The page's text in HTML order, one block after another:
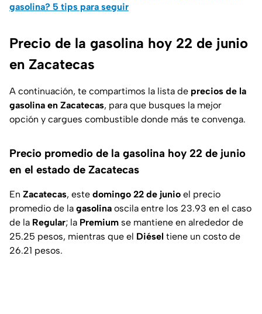
gasolina? 5 tips para seguir
Precio de la gasolina hoy 22 de junio
en Zacatecas
A continuación, te compartimos la lista de precios de la
gasolina en Zacatecas, para que busques la mejor
opción y cargues combustible donde más te convenga.
Precio promedio de la gasolina hoy 22 de junio
en el estado de Zacatecas
En Zacatecas, este domingo 22 de junio el precio
promedio de la gasolina oscila entre los 23.93 en el caso
de la Regular; la Premium se mantiene en alrededor de
25.25 pesos, mientras que el Diésel tiene un costo de
26.21 pesos.